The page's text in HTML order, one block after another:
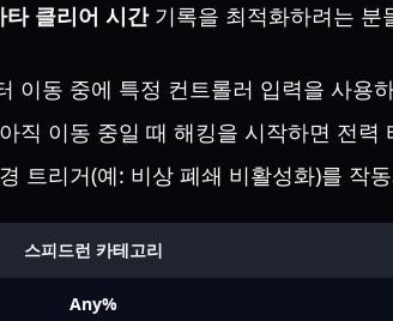
타 클리어 시간기록을 최적화하려는 분
이동 중에 특정 컨트롤러 입력을 사용
직 이동 중일 때 해킹을 시작하면 전
트리거(예: 비상 폐쇄 비활성화)를 작
스피드런 카테고리
Any%